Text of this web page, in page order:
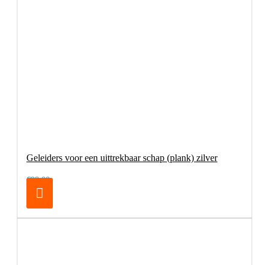
Geleiders voor een uittrekbaar schap (plank) zilver
€98,00